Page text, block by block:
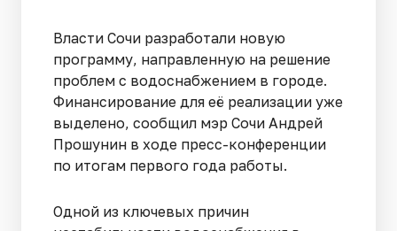
Власти Сочи разработали новую
программу, направленную на решение
проблем с водоснабжением в городе.
Финансирование для её реализации уже
выделено, сообщил мэр Сочи Андрей
Прошунин в ходе пресс-конференции
по итогам первого года работы.
Одной из ключевых причин